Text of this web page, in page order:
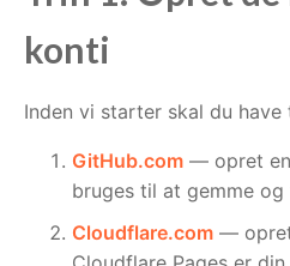
konti
Inden vi starter skal du
GitHub.com — opret
bruges til at gemme
Cloudflare.com —